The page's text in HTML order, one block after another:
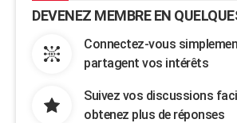
DEVENEZ MEMBRE EN
Connectez-vous
partagent vos intérêts
Suivez vos discussions
obtenez plus de réponses